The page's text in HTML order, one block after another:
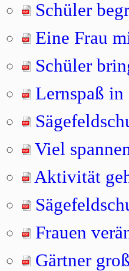
Schüler
Eine Frau
Schüler
Lernspaß
Viel
Aktivität
Frauen
Gärtner